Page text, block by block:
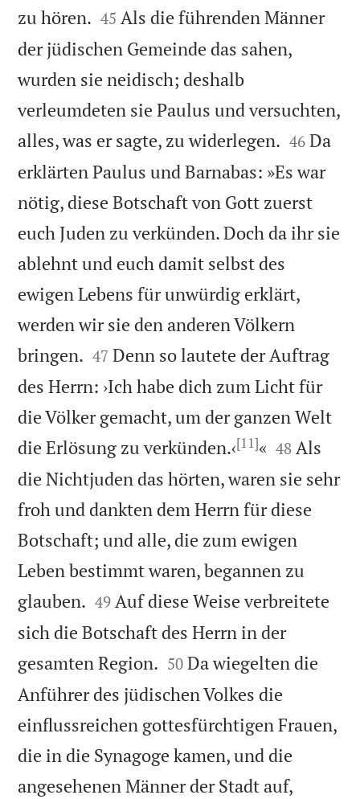
zu hören. 

45 Als die führenden Männer
der jüdischen Gemeinde das sahen,
wurden sie neidisch; deshalb
verleumdeten sie Paulus und versuchten,
alles, was er sagte, zu widerlegen. 

46 Da
erklärten Paulus und Barnabas: »Es war
nötig, diese Botschaft von Gott zuerst
euch Juden zu verkünden. Doch da ihr sie
ablehnt und euch damit selbst des
ewigen Lebens für unwürdig erklärt,
werden wir sie den anderen Völkern
bringen. 

47 Denn so lautete der Auftrag
des Herrn: ›Ich habe dich zum Licht für
die Völker gemacht, um der ganzen Welt
die Erlösung zu verkünden.‹[11]« 

48 Als
die Nichtjuden das hörten, waren sie sehr
froh und dankten dem Herrn für diese
Botschaft; und alle, die zum ewigen
Leben bestimmt waren, begannen zu
glauben. 

49 Auf diese Weise verbreitete
sich die Botschaft des Herrn in der
gesamten Region. 

50 Da wiegelten die
Anführer des jüdischen Volkes die
einflussreichen gottesfürchtigen Frauen,
die in die Synagoge kamen, und die
angesehenen Männer der Stadt auf,